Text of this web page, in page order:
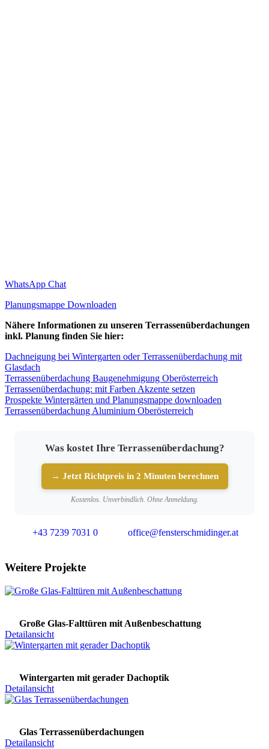
WhatsApp Chat
Planungsmappe Downloaden
Nähere Informationen zu unseren Terrassenüberdachungen
inkl. Planung finden Sie hier:
Dachneigung bei Wintergarten oder Terrassenüberdachung mit
Glasdach
Terrassenüberdachung Baugenehmigung Oberösterreich
Terrassenüberdachung: mit Farben Akzente setzen
Prospekte Wintergärten und Planungsmappe downloaden
Terrassenüberdachung Aluminium Oberösterreich
Was kostet Ihre Terrassenüberdachung?
→ Jetzt Richtpreis in 2 Minuten berechnen
Kostenlos. Unverbindlich. Ohne Anmeldung.
+43 7239 7031 0 office@fensterschmidinger.at
Weitere Projekte
Große Glas-Falttüren mit Außenbeschattung
Detailansicht
Wintergarten mit gerader Dachoptik
Detailansicht
Glas Terrassenüberdachungen
Detailansicht